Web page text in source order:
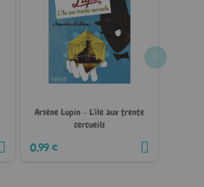
Arsène Lupin - L'île aux trente
cercueils
0,99 €